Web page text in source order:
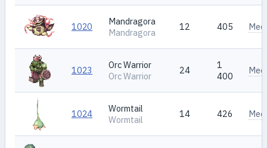
1020
Mandragora
Mandragora
12 405
1023
Orc Warrior
Orc Warrior
24
1
400
1024
Wormtail
Wormtail
14 426